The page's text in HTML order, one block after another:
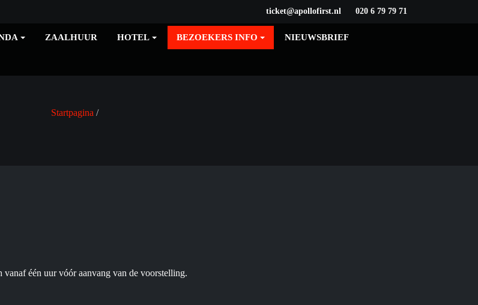
ticket@apollofirst.nl 020 6 79 79 71
ZAALHUUR HOTEL BEZOEKERS INFO NIEUWSBRIEF
Startpagina
één uur vóór aanvang van de voorstelling.